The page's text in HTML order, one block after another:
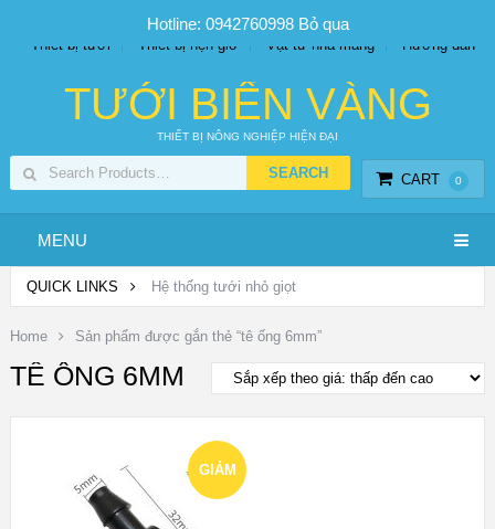
SP PHUN SƯƠNG GIÁ TỐT Bộ KIT tưới
Thiết bị tưới
Thiết bị hẹn giờ Vật tư nhà màng Hướng dẫn
TƯỚI BIỂN VÀNG
THIẾT BỊ NÔNG NGHIỆP HIỆN ĐẠI
CART 0
MENU
QUICK LINKS Hệ thống tưới nhỏ giọt
Home Sản phẩm được gắn thẻ “tê ống 6mm”
TÊ ỐNG 6MM
GIẢM
Hotline: 0942760998 Bỏ qua